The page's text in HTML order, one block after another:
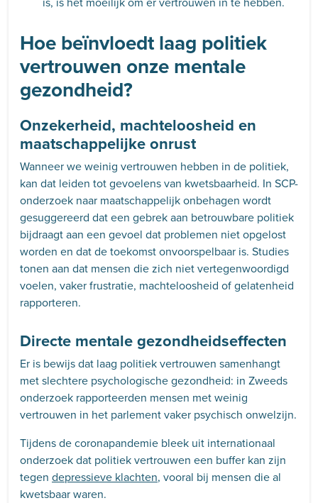
Hoe beïnvloedt laag politiek
vertrouwen onze mentale
gezondheid?
Onzekerheid, machteloosheid en
maatschappelijke onrust
Wanneer we weinig vertrouwen hebben in de politiek,
kan dat leiden tot gevoelens van kwetsbaarheid. In SCP-
onderzoek naar maatschappelijk onbehagen wordt
gesuggereerd dat een gebrek aan betrouwbare politiek
bijdraagt aan een gevoel dat problemen niet opgelost
worden en dat de toekomst onvoorspelbaar is. Studies
tonen aan dat mensen die zich niet vertegenwoordigd
voelen, vaker frustratie, machteloosheid of gelatenheid
rapporteren.
Directe mentale gezondheids­effecten
Er is bewijs dat laag politiek vertrouwen samenhangt
met slechtere psychologische gezondheid: in Zweeds
onderzoek rapporteerden mensen met weinig
vertrouwen in het parlement vaker psychisch onwelzijn.
Tijdens de coronapandemie bleek uit internationaal
onderzoek dat politiek vertrouwen een buffer kan zijn
tegen depressieve klachten, vooral bij mensen die al
kwetsbaar waren.